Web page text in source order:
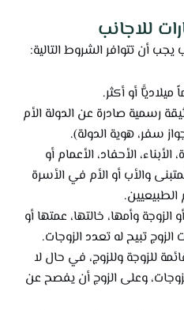
للاجانب
يجب أن تتوافر الشروط التالية:
رسمية صادرة عن الدولة الأم
سفر، هوية الدولة).
الأبناء، الأحفاد، الأعمام أو
والأب أو الأم في الأسرة
الطبيعيين.
الزوجة وأمها، خالتها، عمتها أو
تبيح له تعدد الزوجات.
للزوجة وللزوج، في حال لا
وعلى الزوج أن يفصح عن